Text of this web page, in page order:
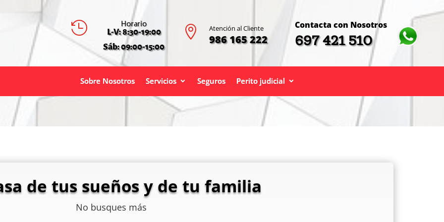
 Horario
L-V: 8:30-19:00
Sáb: 09:00-15:00
 Atención al Cliente
986 165 222
Contacta con Nosotros
697 421 510
Sobre Nosotros Servicios Seguros Perito judicial
de tus sueños y de tu familia
No busques más